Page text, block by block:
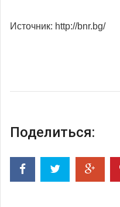
Источник: http://bnr.bg/
Поделиться: